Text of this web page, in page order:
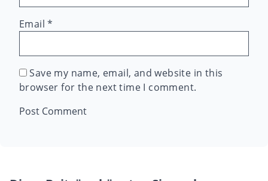
Email*
Save my name, email, and website in this
browser for the next time I comment.